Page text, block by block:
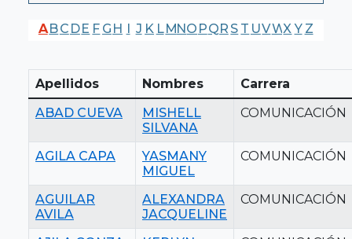
ABC DE F G H I J K LMNO PQR S T UVWX Y Z
Apellidos Nombres
Carrera
ABAD CUEVA
MISHELL
SILVANA
COMUNICACIÓN
AGILA CAPA
YASMANY
MIGUEL
COMUNICACIÓN
AGUILAR
AVILA
ALEXANDRA
JACQUELINE
COMUNICACIÓN